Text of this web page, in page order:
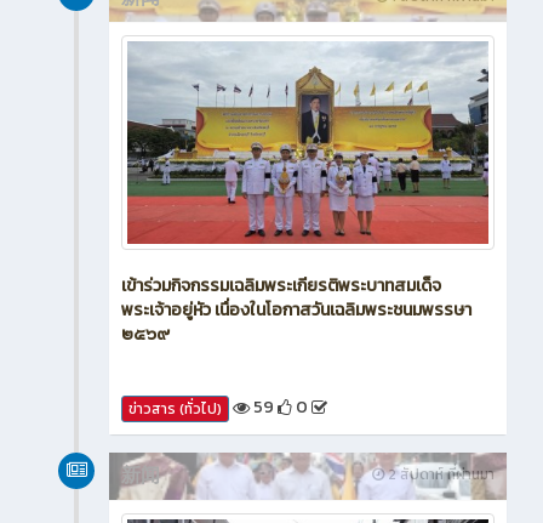
เข้าร่วมกิจกรรมเฉลิมพระเกียรติพระบาทสมเด็จ
พระเจ้าอยู่หัว เนื่องในโอกาสวันเฉลิมพระชนมพรรษา
๒๕๖๙
ข่าวสาร (ทั่วไป) 59 0
2 สัปดาห์ ที่ผ่านมา
新闻